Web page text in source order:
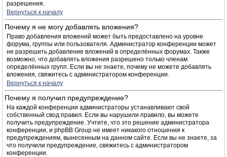
разрешения.
Вернуться к началу
Почему я не могу добавлять вложения?
Право добавления вложений может быть предоставлено на уровне
форума, группы или пользователя. Администратор конференции может
не разрешить добавление вложений в определённых форумах. Также
возможно, что добавлять вложения разрешено только членам
определённых групп. Если вы не знаете, почему не можете добавлять
вложения, свяжитесь с администратором конференции.
Вернуться к началу
Почему я получил предупреждение?
На каждой конференции администраторы устанавливают свой
собственный свод правил. Если вы нарушили правило, вы можете
получить предупреждение. Учтите, что это решение администратора
конференции, и phpBB Group не имеет никакого отношения к
предупреждениям, вынесенным на данном сайте. Если вы не знаете, за
что получили предупреждение, свяжитесь с администратором
конференции.